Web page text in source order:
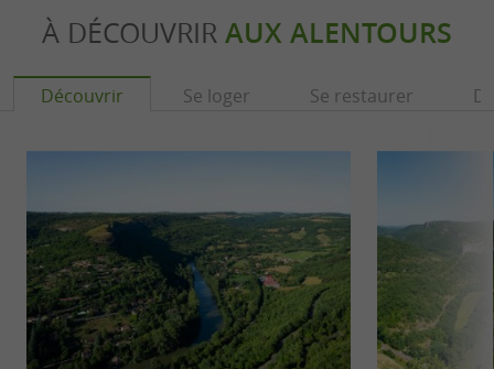
À DÉCOUVRIR AUX ALENTOURS
Découvrir Se loger Se restaurer